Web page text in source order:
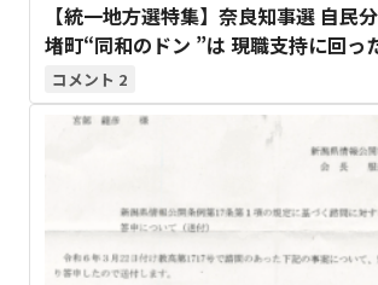
【統一地方選特集】奈良知事選 自民
堵町“同和のドン ”は 現職支持に回っ
2